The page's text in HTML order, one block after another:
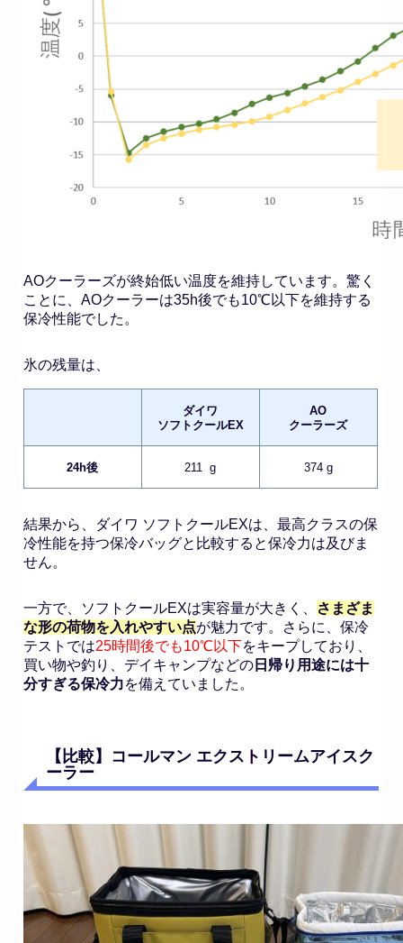
AOクーラーズが終始低い温度を維持しています。驚く
ことに、AOクーラーは35h後でも10℃以下を維持する
保冷性能でした。
氷の残量は、
ダイワ
ソフトクールEX
AO
クーラーズ
24h後 211 g 374 g
結果から、ダイワ ソフトクールEXは、最高クラスの保
冷性能を持つ保冷バッグと比較すると保冷力は及びま
せん。
一方で、ソフトクールEXは実容量が大きく、
さまざま
な形の荷物を入れやすい点が魅力です。さらに、保冷
テストでは25時間後でも10℃以下をキープしており、
買い物や釣り、デイキャンプなどの日帰り用途には十
分すぎる保冷力を備えていました。
【比較】コールマン エクストリームアイスク
ーラー